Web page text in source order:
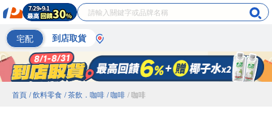
宅配 到店取貨
首頁 / 飲料零食 / 茶飲．咖啡 / 咖啡 / 咖啡